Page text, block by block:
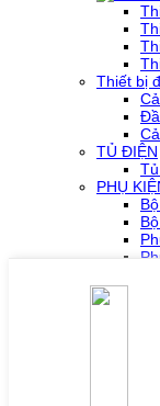
Thiết bị
TỦ ĐIỆN
PHỤ
HỖ TRỢ KỸ